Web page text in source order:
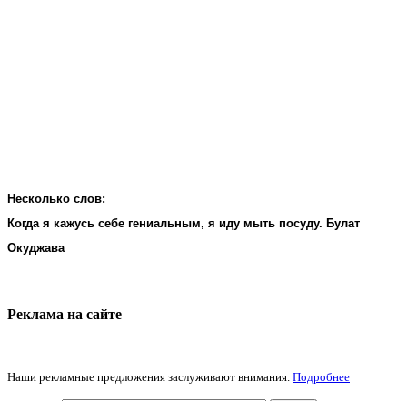
Несколько слов:
Когда я кажусь себе гениальным, я иду мыть посуду. Булат
Окуджава
Реклама на cайте
Наши рекламные предложения заслуживают внимания. Подробнее